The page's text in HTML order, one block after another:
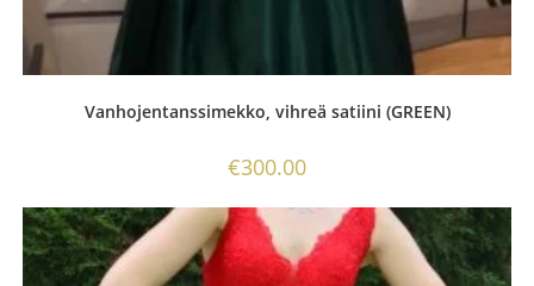
Vanhojentanssimekko, vihreä satiini (GREEN)
€300.00